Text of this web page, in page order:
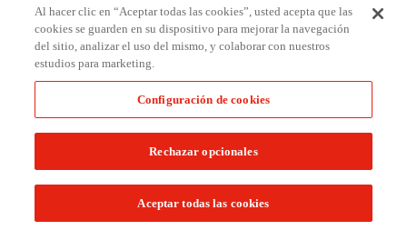
HORARIO PUNTO DE AMIGOS EN EL MUSEO
De lunes a sábado de 10:00 a 19:30 h Domingo/festivos de 10:00 a
18:30 h
Hazte
Amigo
Política de Cookies|Configuración de Cookies
Políticas de Privacidad y Devolución
© Fundación Amigos del Museo del Prado. Todos los derechos
Al hacer clic en “Aceptar todas las cookies”, usted acepta que las
cookies se guarden en su dispositivo para mejorar la navegación
del sitio, analizar el uso del mismo, y colaborar con nuestros
estudios para marketing.
Configuración de cookies
Rechazar opcionales
Aceptar todas las cookies